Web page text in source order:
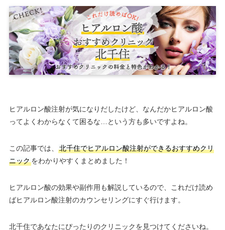
ヒアルロン酸注射が気になりだしたけど、なんだかヒアルロン酸
ってよくわからなくて困るな…という方も多いですよね。
この記事では、
北千住でヒアルロン酸注射ができるおすすめクリ
ニックをわかりやすくまとめました！
ヒアルロン酸の効果や副作用も解説しているので、これだけ読め
ばヒアルロン酸注射のカウンセリングにすぐ行けます。
北千住であなたにぴったりのクリニックを見つけてくださいね。